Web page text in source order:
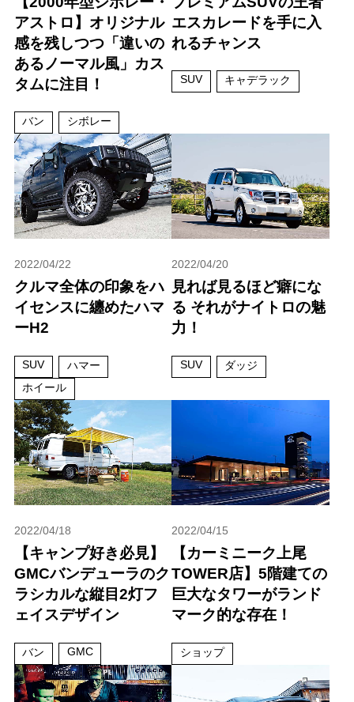
アストロ】オリジナル
感を残しつつ「違いの
あるノーマル風」カス
タムに注目！
バン シボレー
エスカレードを手に入
れるチャンス
SUV キャデラック
2022/04/22
クルマ全体の印象をハ
イセンスに纏めたハマ
ーH2
SUV
ハマー
ホイール
2022/04/20
見れば見るほど癖にな
る それがナイトロの魅
力！
SUV ダッジ
2022/04/18
【キャンプ好き必見】
GMCバンデューラのク
ラシカルな縦目2灯フ
ェイスデザイン
バン GMC
2022/04/15
【カーミニーク上尾
TOWER店】5階建ての
巨大なタワーがランド
マーク的な存在！
ショップ